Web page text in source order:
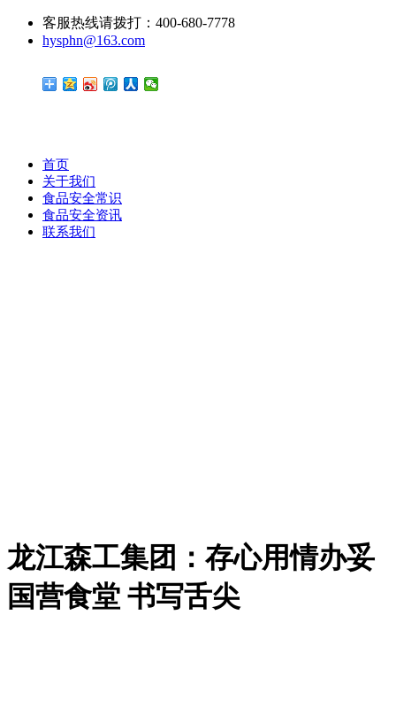
客服热线请拨打：400-680-7778
hysphn@163.com
首页
关于我们
食品安全常识
食品安全资讯
联系我们
龙江森工集团：存心用情办妥
国营食堂 书写舌尖